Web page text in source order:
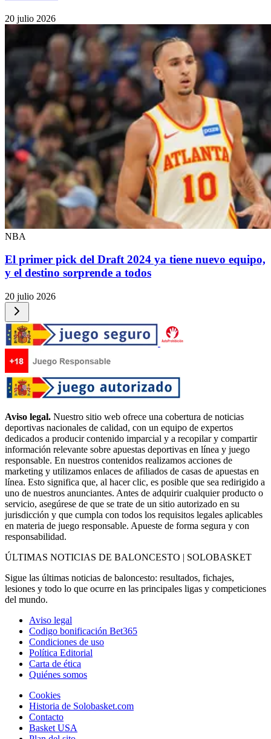
20 julio 2026
NBA
El primer pick del Draft 2024 ya tiene nuevo equipo,
y el destino sorprende a todos
20 julio 2026
Aviso legal. Nuestro sitio web ofrece una cobertura de noticias
deportivas nacionales de calidad, con un equipo de expertos
dedicados a producir contenido imparcial y a recopilar y compartir
información relevante sobre apuestas deportivas en línea y juego
responsable. En nuestros contenidos realizamos acciones de
marketing y utilizamos enlaces de afiliados de casas de apuestas en
línea. Esto significa que, al hacer clic, es posible que sea redirigido a
uno de nuestros anunciantes. Antes de adquirir cualquier producto o
servicio, asegúrese de que se trate de un sitio autorizado en su
jurisdicción y que cumpla con todos los requisitos legales aplicables
en materia de juego responsable. Apueste de forma segura y con
responsabilidad.
ÚLTIMAS NOTICIAS DE BALONCESTO | SOLOBASKET
Sigue las últimas noticias de baloncesto: resultados, fichajes,
lesiones y todo lo que ocurre en las principales ligas y competiciones
del mundo.
Aviso legal
Codigo bonificación Bet365
Condiciones de uso
Política Editorial
Carta de ética
Quiénes somos
Cookies
Historia de Solobasket.com
Contacto
Basket USA